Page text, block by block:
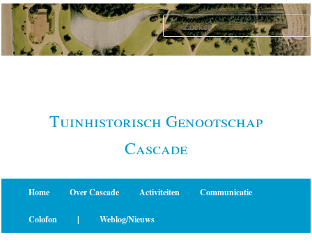
Spring
naar
primaire
Tuinhistorisch Genootschap
Cascade
Home Over Cascade Activiteiten Communicatie
Colofon | Weblog/Nieuws